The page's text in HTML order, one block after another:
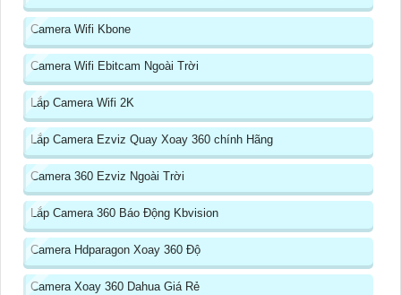
Camera Wifi Kbone
Camera Wifi Ebitcam Ngoài Trời
Lắp Camera Wifi 2K
Lắp Camera Ezviz Quay Xoay 360 chính Hãng
Camera 360 Ezviz Ngoài Trời
Lắp Camera 360 Báo Động Kbvision
Camera Hdparagon Xoay 360 Độ
Camera Xoay 360 Dahua Giá Rẻ